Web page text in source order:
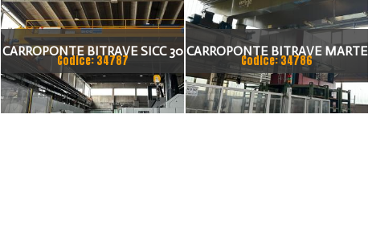
CARROPONTE BITRAVE SICC 30
TON SCARTAMENTO 14000
MM ANNO 2015
Codice: 34787
CARROPONTE BITRAVE MARTE
50 TON SCARTAMETO 16000
MM ANNO 1997
Codice: 34786